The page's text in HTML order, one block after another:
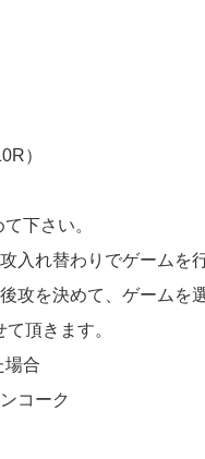
）
下さい。
入れ替わりでゲームを
攻を決めて、ゲームを
頂きます。
場合
コーク